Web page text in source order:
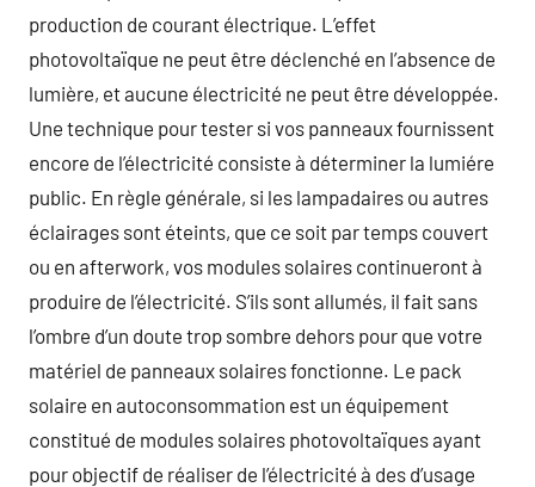
production de courant électrique. L’effet
photovoltaïque ne peut être déclenché en l’absence de
lumière, et aucune électricité ne peut être développée.
Une technique pour tester si vos panneaux fournissent
encore de l’électricité consiste à déterminer la lumiére
public. En règle générale, si les lampadaires ou autres
éclairages sont éteints, que ce soit par temps couvert
ou en afterwork, vos modules solaires continueront à
produire de l’électricité. S’ils sont allumés, il fait sans
l’ombre d’un doute trop sombre dehors pour que votre
matériel de panneaux solaires fonctionne. Le pack
solaire en autoconsommation est un équipement
constitué de modules solaires photovoltaïques ayant
pour objectif de réaliser de l’électricité à des d’usage